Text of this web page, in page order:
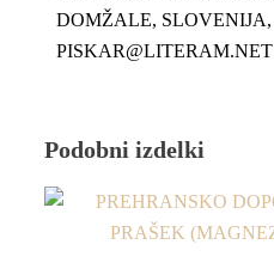
DOMŽALE, SLOVENIJA,
PISKAR@LITERAM.NET
Podobni izdelki